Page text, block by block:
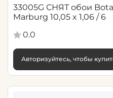
33005G СНЯТ обои
Marburg 10,05 x 1,06 / 6
0.0
Авторизуйтесь, чтобы